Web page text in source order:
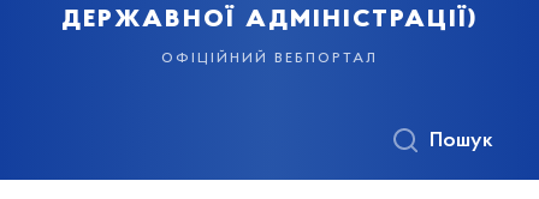
державної адміністрації)
офіційний вебпортал
Пошук